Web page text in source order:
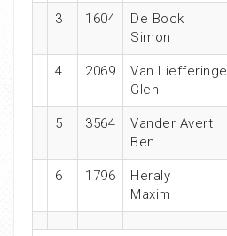
3 1604
De Bock
Simon
4 2069
Van Liefferinge
Glen
5 3564
Vander Avert
Ben
6 1796
Heraly
Maxim